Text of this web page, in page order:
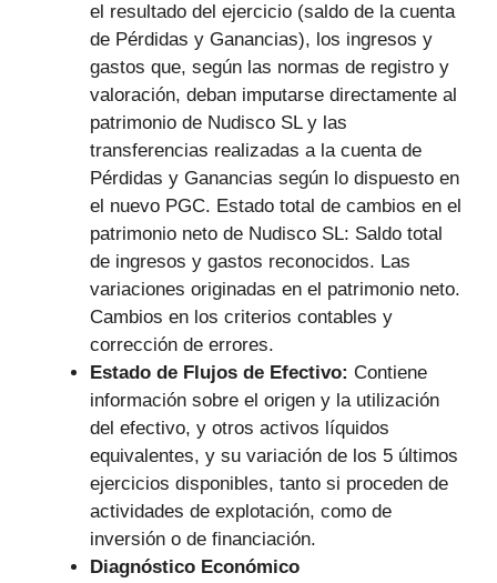
el resultado del ejercicio (saldo de la cuenta
de Pérdidas y Ganancias), los ingresos y
gastos que, según las normas de registro y
valoración, deban imputarse directamente al
patrimonio de Nudisco SL y las
transferencias realizadas a la cuenta de
Pérdidas y Ganancias según lo dispuesto en
el nuevo PGC. Estado total de cambios en el
patrimonio neto de Nudisco SL: Saldo total
de ingresos y gastos reconocidos. Las
variaciones originadas en el patrimonio neto.
Cambios en los criterios contables y
corrección de errores.
Estado de Flujos de Efectivo: Contiene
información sobre el origen y la utilización
del efectivo, y otros activos líquidos
equivalentes, y su variación de los 5 últimos
ejercicios disponibles, tanto si proceden de
actividades de explotación, como de
inversión o de financiación.
Diagnóstico Económico